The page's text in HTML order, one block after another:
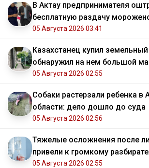
В Актау предпринимателя
бесплатную раздачу
05 Августа 2026 03:41
Казахстанец купил земельный
обнаружил на нем большой
05 Августа 2026 02:55
Собаки растерзали ребенка в
области: дело дошло до суда
05 Августа 2026 02:56
Тяжелые осложнения после
привели к громкому
05 Августа 2026 02:55